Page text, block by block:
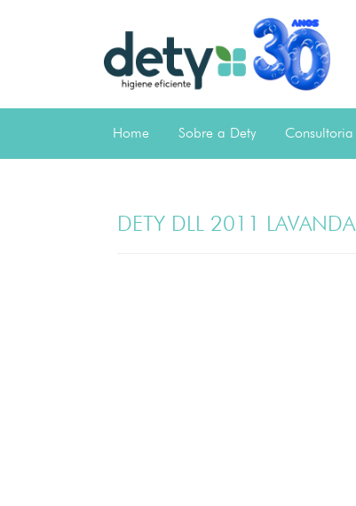
Home Sobre a Dety Consultoria
DETY DLL 2011 LAVANDA